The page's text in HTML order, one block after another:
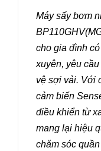
Máy sấy bơm
cho gia đình
xuyên, yêu
vệ sợi vải. Với
cảm biến
điều khiển từ
mang lại hiệu
chăm sóc